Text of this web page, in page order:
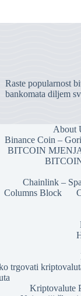
Raste popularnost
bankomata diljem
About
Binance Coin –
BITCOIN
Chainlink –
Columns Block
trgovati
Kriptovalute